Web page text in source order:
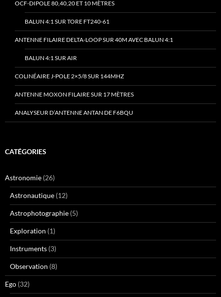
OCF-DIPOLE 80,40,20 ET 10 MÈTRES
BALUN 4:1 SUR TORE FT240-61
ANTENNE FILAIRE DELTA-LOOP SUR 40M AVEC BALUN 4:1
BALUN 4:1 SUR AIR
COLINÉAIRE J-POLE 2×5/8 SUR 144MHZ
ANTENNE MOXON FILAIRE SUR 17 MÈTRES
ANALYSEUR D’ANTENNE ANTAN DE F6BQU
CATÉGORIES
Astronomie (26)
Astronautique (12)
Astrophotographie (5)
Exploration (1)
Instruments (3)
Observation (8)
Ego (32)